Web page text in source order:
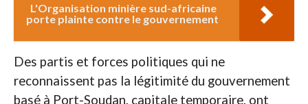
L'Organisation minière sud-africaine
porte plainte contre le gouvernement
Des partis et forces politiques qui ne
reconnaissent pas la légitimité du gouvernement
basé à Port-Soudan, capitale temporaire, ont